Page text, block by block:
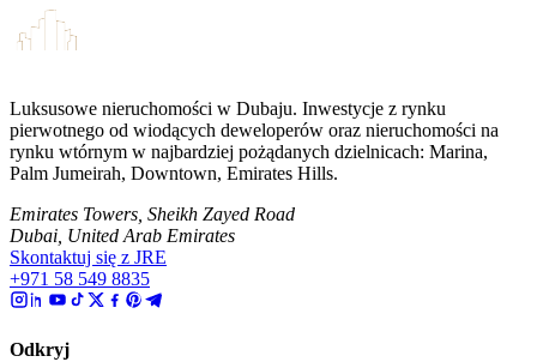
Luksusowe nieruchomości w Dubaju. Inwestycje z rynku
pierwotnego od wiodących deweloperów oraz nieruchomości na
rynku wtórnym w najbardziej pożądanych dzielnicach: Marina,
Palm Jumeirah, Downtown, Emirates Hills.
Emirates Towers, Sheikh Zayed Road
Dubai, United Arab Emirates
Skontaktuj się z JRE
+971 58 549 8835
Odkryj